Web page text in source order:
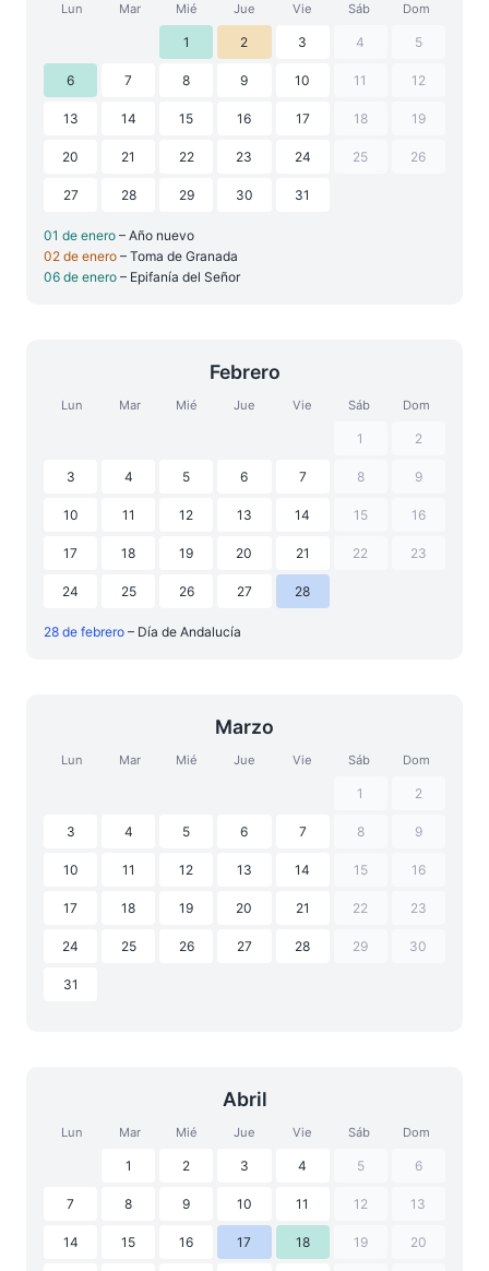
Lun Mar Mié Jue Vie Sáb Dom
1 2 3 4 5
6 7 8 9 10 11 12
13 14 15 16 17 18 19
20 21 22 23 24 25 26
27 28 29 30 31
01 de enero – Año nuevo
02 de enero – Toma de Granada
06 de enero – Epifanía del Señor
Febrero
Lun Mar Mié Jue Vie Sáb Dom
1 2
3 4 5 6 7 8 9
10 11 12 13 14 15 16
17 18 19 20 21 22 23
24 25 26 27 28
28 de febrero – Día de Andalucía
Marzo
Lun Mar Mié Jue Vie Sáb Dom
1 2
3 4 5 6 7 8 9
10 11 12 13 14 15 16
17 18 19 20 21 22 23
24 25 26 27 28 29 30
31
Abril
Lun Mar Mié Jue Vie Sáb Dom
1 2 3 4 5 6
7 8 9 10 11 12 13
14 15 16 17 18 19 20